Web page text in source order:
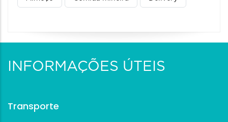
INFORMAÇÕES ÚTEIS
Transporte